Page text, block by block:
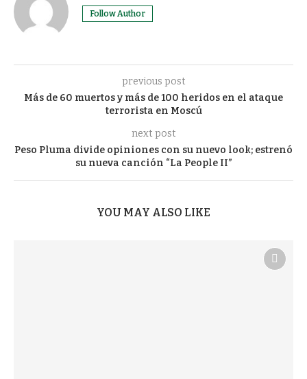
Follow Author
previous post
Más de 60 muertos y más de 100 heridos en el ataque
terrorista en Moscú
next post
Peso Pluma divide opiniones con su nuevo look; estrenó
su nueva canción “La People II”
YOU MAY ALSO LIKE